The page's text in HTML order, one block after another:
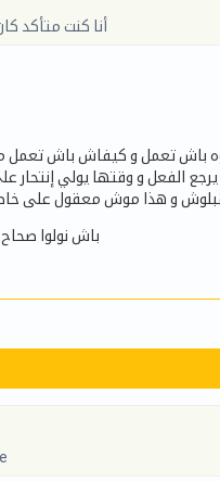
أنا كنت متأكد
باش تعمل و كيفاش باش
يرجع الفعل و وقتها يولي
و هذا موش معقول على خاطر
باش نولوا